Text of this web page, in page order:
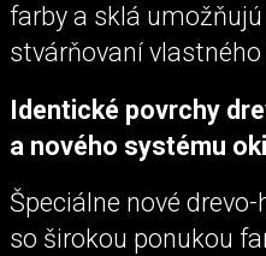
farby a sklá
stvárňovaní vlastného
Identické povrchy
a nového systému
Špeciálne nové
so širokou ponukou